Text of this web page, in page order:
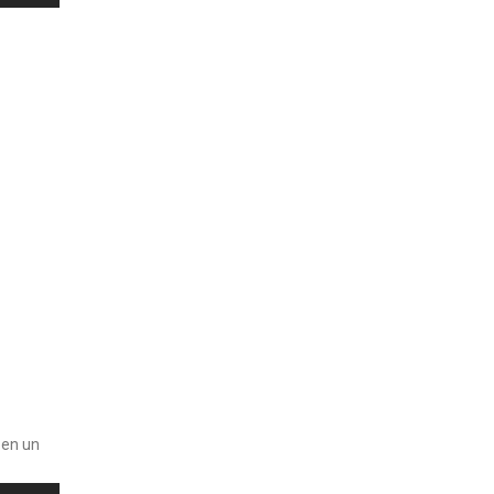
un